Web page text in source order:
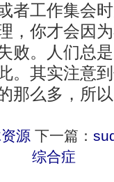
者工作集会
，你才会因
败。人们总
。其实注意
那么多，所
源下一篇：
综合症